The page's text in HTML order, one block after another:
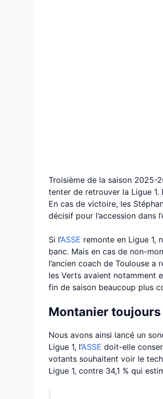
Troisième de la saison 2025-
tenter de retrouver la Ligue
En cas de victoire, les
décisif pour l’accession dans
Si l’ASSE remonte en Ligue 1,
banc. Mais en cas de non-
l’ancien coach de Toulouse
les Verts avaient notamment
fin de saison beaucoup plus
Montanier
Nous avons ainsi lancé un
Ligue 1, l’ASSE doit-elle
votants souhaitent voir le
Ligue 1, contre 34,1 % qui